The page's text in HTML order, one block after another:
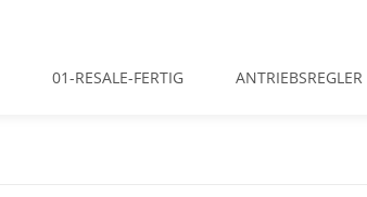
01-RESALE-FERTIG ANTRIEBSREGLER